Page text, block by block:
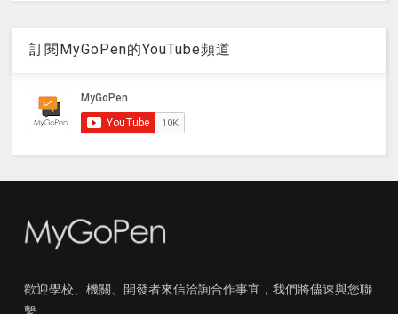
訂閱MyGoPen的YouTube頻道
歡迎學校、機關、開發者來信洽詢合作事宜，我們將儘速與您聯